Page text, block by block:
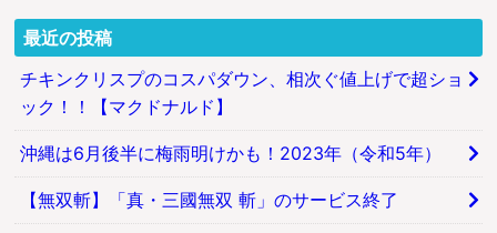
最近の投稿
チキンクリスプのコスパダウン、相次ぐ値上げで超ショ
ック！！【マクドナルド】
沖縄は6月後半に梅雨明けかも！2023年（令和5年）
【無双斬】「真・三國無双 斬」のサービス終了